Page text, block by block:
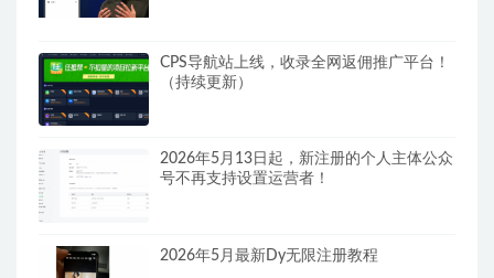
CPS导航站上线，收录全网返佣推广平台！
（持续更新）
2026年5月13日起，新注册的个人主体公众
号不再支持设置运营者！
2026年5月最新Dy无限注册教程